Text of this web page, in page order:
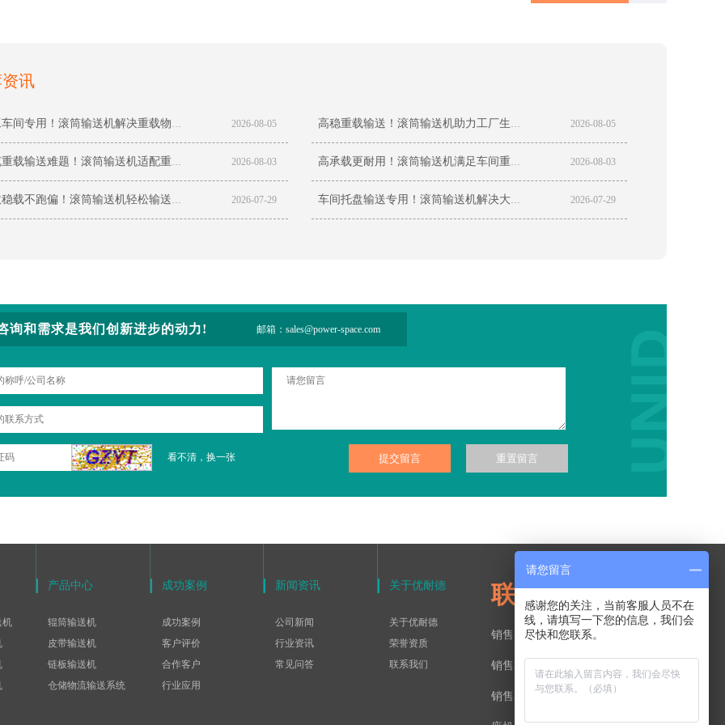
讯
重工车间专用！滚筒输送机解决重载物料输送痛点 2026-08-05 高稳重载输送！滚筒输送机助力工厂生产线提质增效 2026-08-05
攻克重载输送难题！滚筒输送机适配重工车间高强度作业 2026-08-03 高承载更耐用！滚筒输送机满足车间重载自动化生产需求 2026-08-03
高效稳载不跑偏！滚筒输送机轻松输送车间托盘 2026-07-29 车间托盘输送专用！滚筒输送机解决大件货物转运难题 2026-07-29
询和需求是我们创新进步的动力! 邮箱：sales@power-space.com
看不清，换一张
机
产品中心
辊筒输送机
皮带输送机
链板输送机
仓储物流输送系统
成功案例
成功案例
客户评价
合作客户
行业应用
新闻资讯
公司新闻
行业资讯
常见问答
关于优耐德
关于优耐德
荣誉资质
联系我们
联系方式：
销售1部：13906481600
销售2部：18561550730
销售3部：15215316721
请您留言
感谢您的关注，当前客服人员不在
线，请填写一下您的信息，我们会
尽快和您联系。